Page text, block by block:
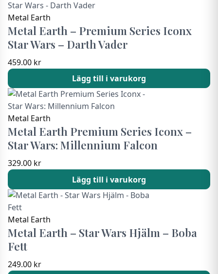
Metal Earth
Metal Earth – Premium Series Iconx
Star Wars – Darth Vader
459.00 kr
Lägg till i varukorg
Metal Earth
Metal Earth Premium Series Iconx –
Star Wars: Millennium Falcon
329.00 kr
Lägg till i varukorg
Metal Earth
Metal Earth – Star Wars Hjälm – Boba
Fett
249.00 kr